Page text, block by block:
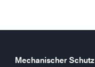
Mechanischer Schutz